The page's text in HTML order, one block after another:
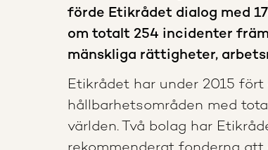
förde Etikrådet dialog med
om totalt 254 incidenter
mänskliga rättigheter,
Etikrådet har under 2015
hållbarhetsområden med
världen. Två bolag har